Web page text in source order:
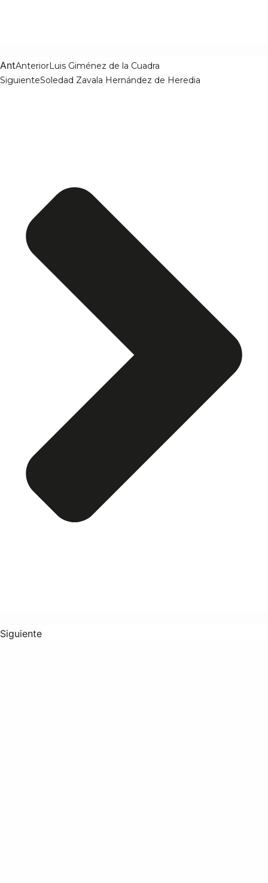
AntAnteriorLuis Giménez de la Cuadra
SiguienteSoledad Zavala Hernández de Heredia
Siguiente